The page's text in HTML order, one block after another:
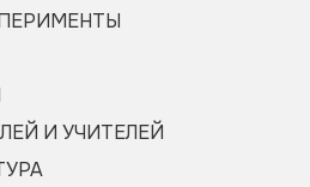
И УЧИТЕЛЕЙ